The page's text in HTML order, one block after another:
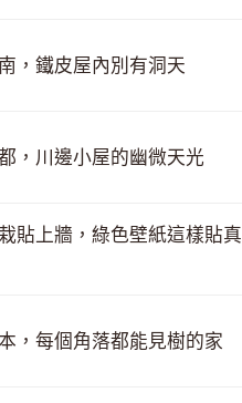
，鐵皮屋內別有洞天
，川邊小屋的幽微天光
貼上牆，綠色壁紙這樣貼真
，每個角落都能見樹的家